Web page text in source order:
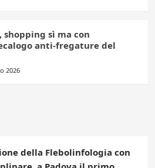
sì ma con
anti-fregature del
2026
della Flebolinfologia con